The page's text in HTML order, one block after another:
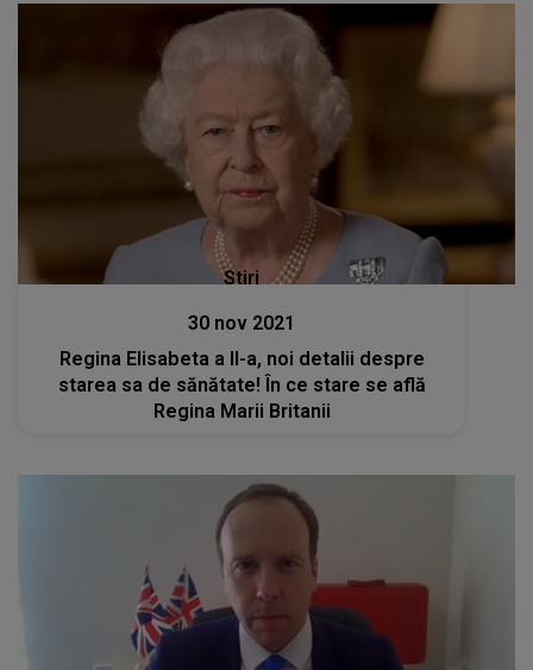
Stiri
30 nov 2021
Regina Elisabeta a II-a, noi detalii despre
starea sa de sănătate! În ce stare se află
Regina Marii Britanii